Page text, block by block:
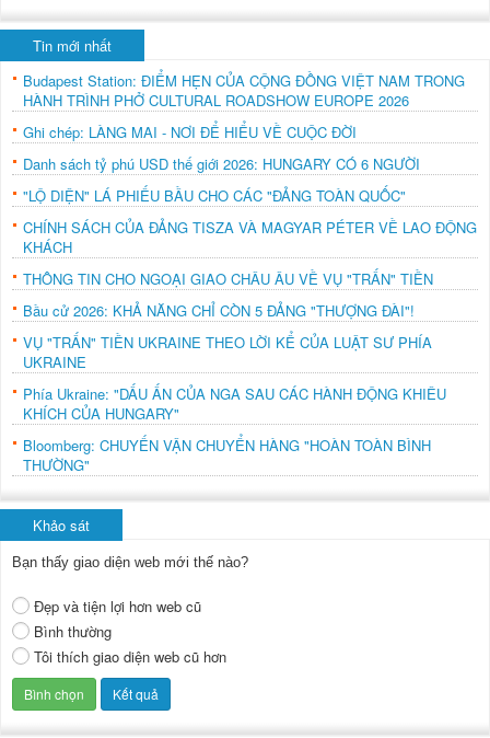
Tin mới nhất
Budapest Station: ĐIỂM HẸN CỦA CỘNG ĐỒNG VIỆT NAM TRONG
HÀNH TRÌNH PHỞ CULTURAL ROADSHOW EUROPE 2026
Ghi chép: LÀNG MAI - NƠI ĐỂ HIỂU VỀ CUỘC ĐỜI
Danh sách tỷ phú USD thế giới 2026: HUNGARY CÓ 6 NGƯỜI
"LỘ DIỆN" LÁ PHIẾU BẦU CHO CÁC "ĐẢNG TOÀN QUỐC"
CHÍNH SÁCH CỦA ĐẢNG TISZA VÀ MAGYAR PÉTER VỀ LAO ĐỘNG
KHÁCH
THÔNG TIN CHO NGOẠI GIAO CHÂU ÂU VỀ VỤ "TRẤN" TIỀN
Bầu cử 2026: KHẢ NĂNG CHỈ CÒN 5 ĐẢNG "THƯỢNG ĐÀI"!
VỤ "TRẤN" TIỀN UKRAINE THEO LỜI KỂ CỦA LUẬT SƯ PHÍA
UKRAINE
Phía Ukraine: "DẤU ẤN CỦA NGA SAU CÁC HÀNH ĐỘNG KHIÊU
KHÍCH CỦA HUNGARY"
Bloomberg: CHUYẾN VẬN CHUYỂN HÀNG "HOÀN TOÀN BÌNH
THƯỜNG"
Khảo sát
Bạn thấy giao diện web mới thế nào?
Đẹp và tiện lợi hơn web cũ
Bình thường
Tôi thích giao diện web cũ hơn